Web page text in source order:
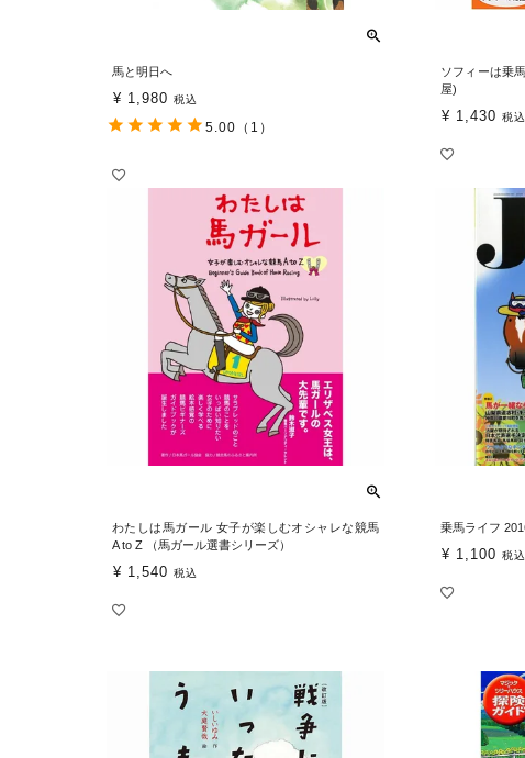
馬と明日へ
¥ 1,980 税込
5.00 （1）
ソフィーは乗
屋)
¥ 1,430 税込
わたしは馬ガール 女子が楽しむオシャレな競馬
A to Z （馬ガール選書シリーズ）
¥ 1,540 税込
乗馬ライフ
¥ 1,100 税込